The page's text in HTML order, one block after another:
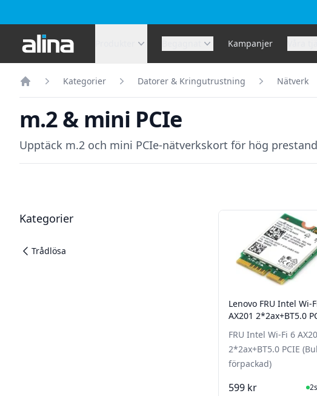
Alina.se Kampanjer
Hem
Kategorier Datorer & Kringutrustning Nätverk
m.2 & mini PCIe
Upptäck m.2 och mini PCIe-nätverkskort för hög
Filter
Kategorier
Trådlösa
Produkter
Lenovo FRU Intel Wi-
AX201 2*2ax+BT5.0
FRU Intel Wi-Fi 6
2*2ax+BT5.0 PCIE
förpackad)
599 kr I Lager